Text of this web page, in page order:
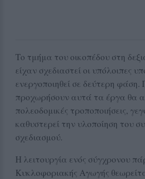
Το τμήμα του οικοπέδου στη
είχαν σχεδιαστεί οι υπόλοιπες
ενεργοποιηθεί σε δεύτερη φάση.
προχωρήσουν αυτά τα έργα θα
πολεοδομικές τροποποιήσεις,
καθυστερεί την υλοποίηση του
σχεδιασμού.
Η λειτουργία ενός σύγχρονου
Κυκλοφοριακής Αγωγής